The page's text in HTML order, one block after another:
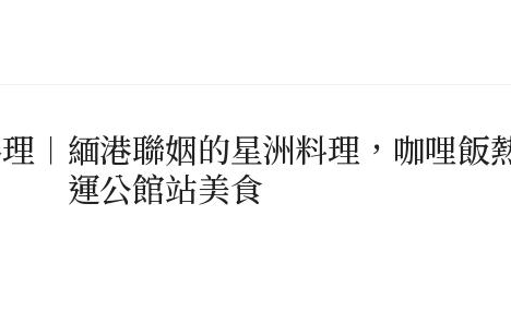
︱緬港聯姻的星洲料理，咖哩飯
運公館站美食